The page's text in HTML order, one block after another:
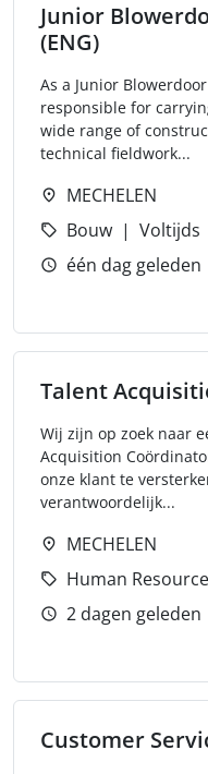
Junior
(ENG)
As a Junior
responsible for
wide range of
technical fieldwork...
MECHELEN
Bouw
Voltijds
één dag geleden
Talent
Wij zijn op zoek naar
Acquisition
onze klant te
verantwoordelijk...
MECHELEN
Human
2 dagen geleden
Customer